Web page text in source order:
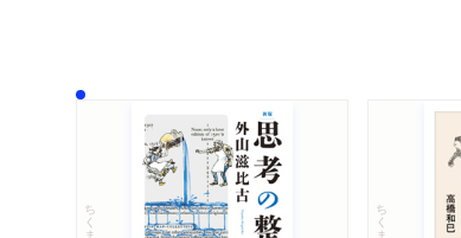
ちくま文庫 ちくま文庫